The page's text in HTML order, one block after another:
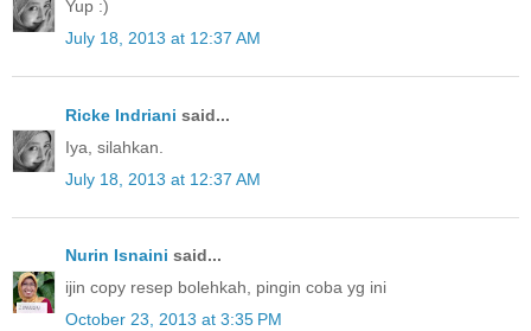
Yup :)
July 18, 2013 at 12:37 AM
Ricke Indriani said...
Iya, silahkan.
July 18, 2013 at 12:37 AM
Nurin Isnaini said...
ijin copy resep bolehkah, pingin coba yg ini
October 23, 2013 at 3:35 PM